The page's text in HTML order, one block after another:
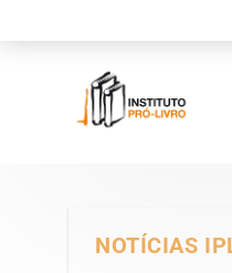
NOTÍCIAS